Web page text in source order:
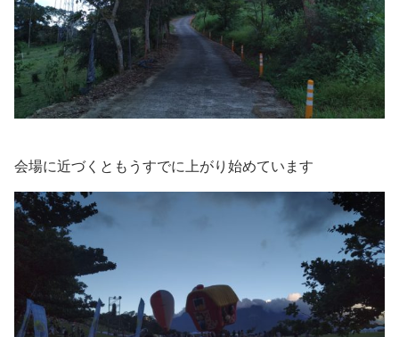
会場に近づくともうすでに上がり始めています